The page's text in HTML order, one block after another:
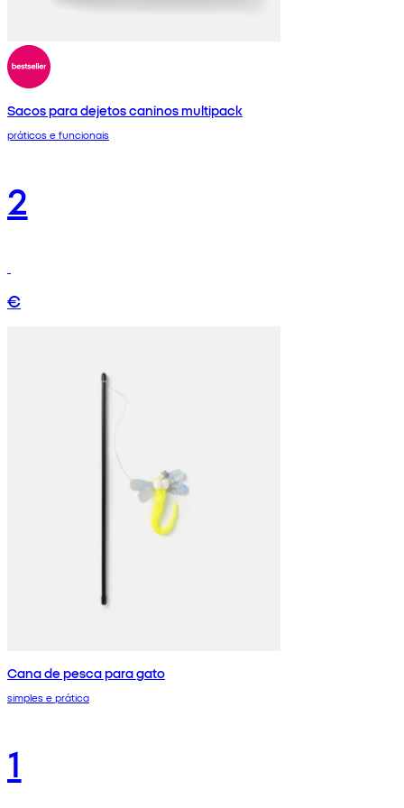
Sacos para dejetos caninos multipack
práticos e funcionais
2
€
Cana de pesca para gato
simples e prática
1